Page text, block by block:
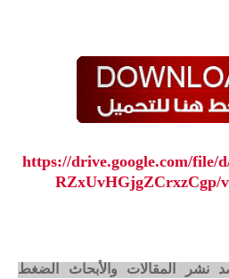
https://drive.google.com/
RZxUvHGjgZCrxzCgp/
نشر المقالات والأبحاث الضغط